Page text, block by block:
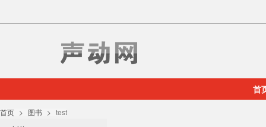
首
首页 图书 test